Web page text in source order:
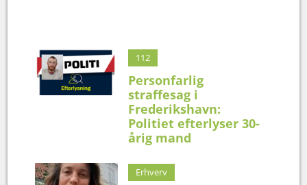
112
Personfarlig
straffesag i
Frederikshavn:
Politiet efterlyser 30-
årig mand
Erhverv